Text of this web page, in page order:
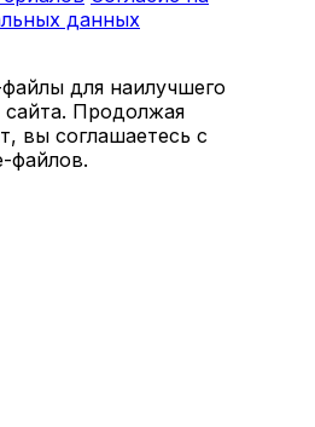
данных
для наилучшего
сайта. Продолжая
вы соглашаетесь с
файлов.